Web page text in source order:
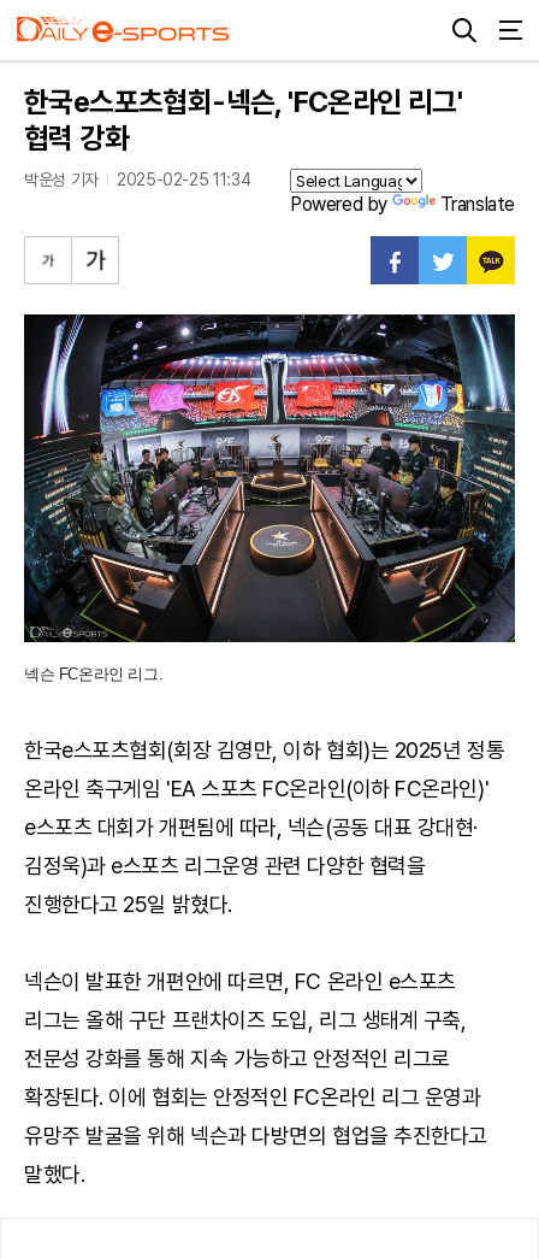
한국e스포츠협회-넥슨, 'FC온라인 리그'
협력 강화
박운성 기자 2025-02-25 11:34
Powered by Translate
넥슨 FC온라인 리그.
한국e스포츠협회(회장 김영만, 이하 협회)는 2025년 정통
온라인 축구게임 'EA 스포츠 FC온라인(이하 FC온라인)'
e스포츠 대회가 개편됨에 따라, 넥슨(공동 대표 강대현·
김정욱)과 e스포츠 리그운영 관련 다양한 협력을
진행한다고 25일 밝혔다.
넥슨이 발표한 개편안에 따르면, FC 온라인 e스포츠
리그는 올해 구단 프랜차이즈 도입, 리그 생태계 구축,
전문성 강화를 통해 지속 가능하고 안정적인 리그로
확장된다. 이에 협회는 안정적인 FC온라인 리그 운영과
유망주 발굴을 위해 넥슨과 다방면의 협업을 추진한다고
말했다.